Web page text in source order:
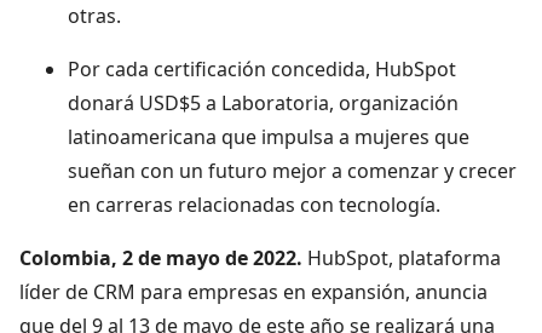
otras.
Por cada certificación concedida, HubSpot
donará USD$5 a Laboratoria, organización
latinoamericana que impulsa a mujeres que
sueñan con un futuro mejor a comenzar y crecer
en carreras relacionadas con tecnología.
Colombia, 2 de mayo de 2022. HubSpot, plataforma
líder de CRM para empresas en expansión, anuncia
que del 9 al 13 de mayo de este año se realizará una